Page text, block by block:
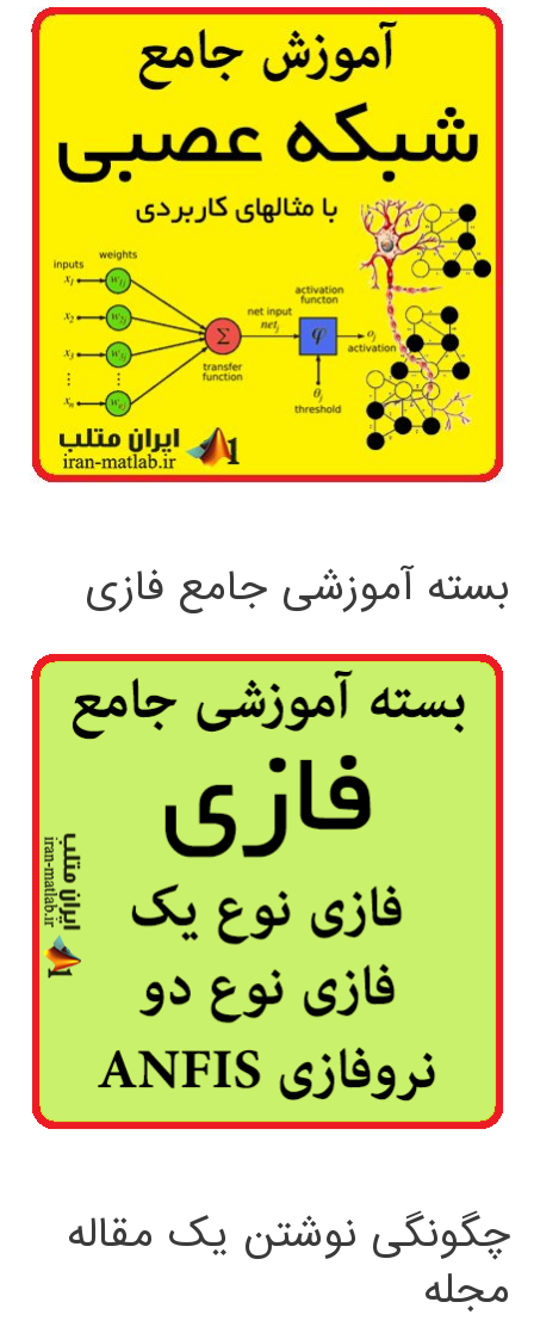
بسته آموزشی جامع فازی
چگونگی نوشتن یک مقاله
مجله